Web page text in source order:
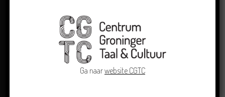
OVER ONS
Ga naarwebsite CGTC